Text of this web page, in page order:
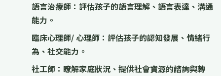
語言治療師： 評估孩子的語言理解、語言表達、溝通
能力。
臨床心理師/ 心理師： 評估孩子的認知發展、情緒行
為、社交能力。
社工師： 瞭解家庭狀況、提供社會資源的諮詢與轉